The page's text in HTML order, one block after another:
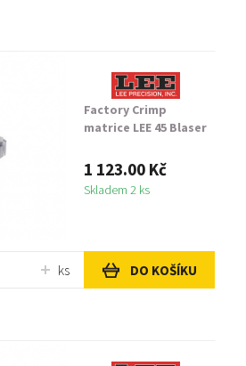
Factory Crimp
matrice LEE 45 Blaser
1 123.00 Kč
Skladem 2 ks
ks DO KOŠÍKU